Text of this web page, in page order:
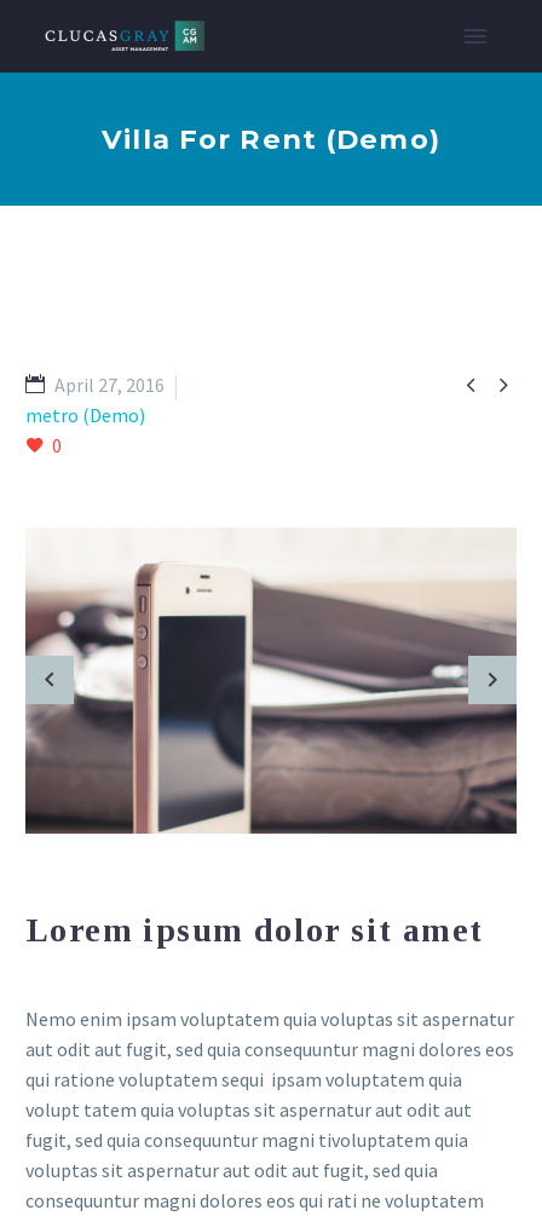
Villa For Rent (Demo)
 
April 27, 2016
metro (Demo)
0
Lorem ipsum dolor sit amet
Nemo enim ipsam voluptatem quia voluptas sit aspernatur
aut odit aut fugit, sed quia consequuntur magni dolores eos
qui ratione voluptatem sequi ipsam voluptatem quia
volupt tatem quia voluptas sit aspernatur aut odit aut
fugit, sed quia consequuntur magni tivoluptatem quia
voluptas sit aspernatur aut odit aut fugit, sed quia
consequuntur magni dolores eos qui rati ne voluptatem